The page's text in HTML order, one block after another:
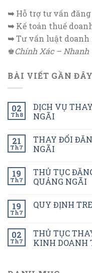
➥Hỗ trợ tư vấn
➥Kế toán thuế
➥Tư vấn luật doanh
♚Chính Xác – Nhanh
BÀI VIẾT GẦN ĐÂY
02
Th8
DỊCH VỤ
NGÃI
21
Th7
THAY ĐỔI
NGÃI
19
Th7
THỦ TỤC
QUẢNG NGÃI
19
Th7
QUY ĐỊNH
02
Th7
THỦ TỤC
KINH DOANH